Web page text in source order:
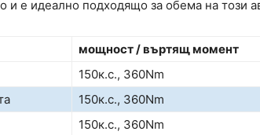
и е идеално подходящо за обема на този
мощност / въртящ момент
150к.с., 360Nm
150к.с., 360Nm
150к.с., 360Nm